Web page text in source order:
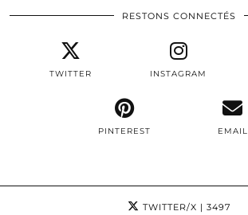
RESTONS CONNECTÉS
TWITTER INSTAGRAM
PINTEREST EMAIL
TWITTER/X | 3497